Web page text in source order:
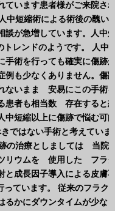
ています患者様がご来院さ
中短縮術による術後の醜い
談が急増しています。人中
レンドのようです。
人中
手術を行っても確実に傷跡
例も少なくありません。傷
ないまま 安易にこの手術
患者も相当数 存在すると
中短縮以上に傷跡で悩む可
ではない手術と考えていま
の治療としましては 当院
リウムを 使用した フラ
と成長因子導入による皮膚
ています。
従来のフラク
るかにダウンタイムが少な